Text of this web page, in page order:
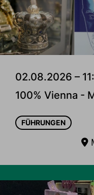
02.08.2026 –
100% Vienna -
FÜHRUNGEN